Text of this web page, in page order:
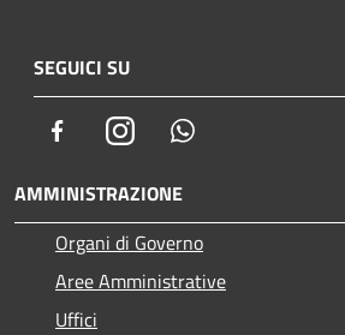
SEGUICI SU
FacebookInstagram
AMMINISTRAZIONE
Organi di Governo
Aree Amministrative
Uffici